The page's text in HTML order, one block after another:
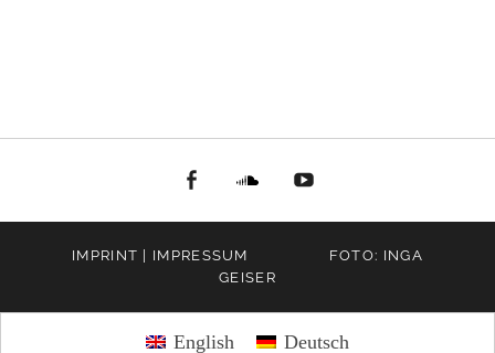
facebookSoundcloud
IMPRINT | IMPRESSUM
FOTO: INGA
GEISER
English Deutsch